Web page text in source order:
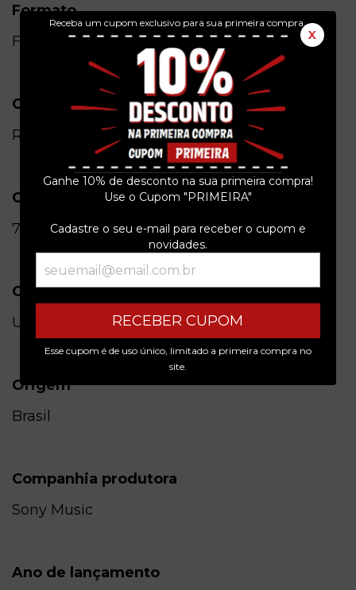
Receba um cupom exclusivo para sua primeira compra.
X
Ganhe 10% de desconto na sua primeira compra!
Use o Cupom "PRIMEIRA"
Cadastre o seu e-mail para receber o cupom e
novidades.
RECEBER CUPOM
Esse cupom é de uso único, limitado a primeira compra no
site.
Formato
Físico
Gênero
Rap e Hip Hop
Código universal de produto
731454675925
Condição do item
Usado
Origem
Brasil
Companhia produtora
Sony Music
Ano de lançamento